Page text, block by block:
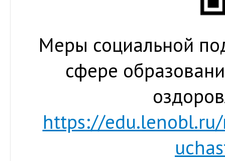
Меры социальной
сфере
https://